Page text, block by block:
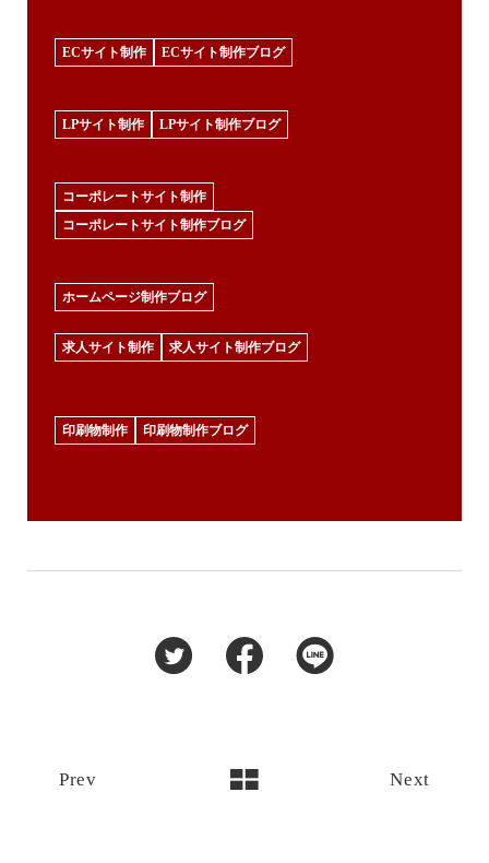
ECサイト制作 ECサイト制作ブログ
LPサイト制作 LPサイト制作ブログ
コーポレートサイト制作
コーポレートサイト制作ブログ
ホームページ制作ブログ
求人サイト制作 求人サイト制作ブログ
印刷物制作 印刷物制作ブログ
Next
Prev